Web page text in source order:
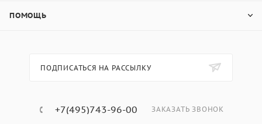
ПОМОЩЬ
ПОДПИСАТЬСЯ НА РАССЫЛКУ
+7(495)743-96-00 ЗАКАЗАТЬ ЗВОНОК